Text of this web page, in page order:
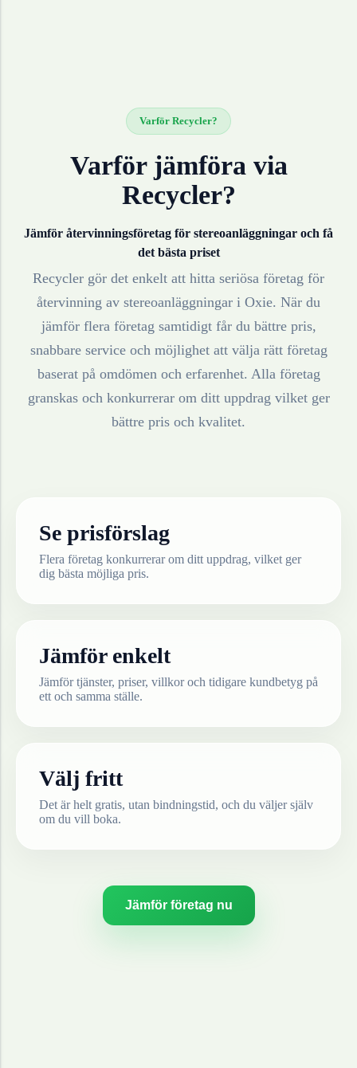
Varför Recycler?
Varför jämföra via
Recycler?
Jämför återvinningsföretag för stereoanläggningar och få
det bästa priset
Recycler gör det enkelt att hitta seriösa företag för
återvinning av stereoanläggningar i Oxie. När du
jämför flera företag samtidigt får du bättre pris,
snabbare service och möjlighet att välja rätt företag
baserat på omdömen och erfarenhet. Alla företag
granskas och konkurrerar om ditt uppdrag vilket ger
bättre pris och kvalitet.
Se prisförslag
Flera företag konkurrerar om ditt uppdrag, vilket ger
dig bästa möjliga pris.
Jämför enkelt
Jämför tjänster, priser, villkor och tidigare kundbetyg på
ett och samma ställe.
Välj fritt
Det är helt gratis, utan bindningstid, och du väljer själv
om du vill boka.
Jämför företag nu